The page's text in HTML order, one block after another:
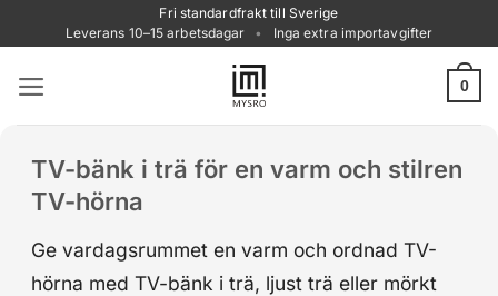
to
content
Fri standardfrakt till Sverige
Leverans 10–15 arbetsdagar
• Inga extra importavgifter
0
TV-bänk i trä för en varm och stilren
TV-hörna
Ge vardagsrummet en varm och ordnad TV-
hörna med TV-bänk i trä, ljust trä eller mörkt